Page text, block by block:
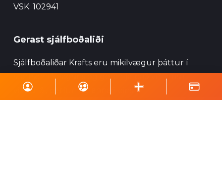
VSK: 102941
Gerast sjálfboðaliði
Sjálfboðaliðar Krafts eru mikilvægur þáttur í
starfsemi félagsins og geta hjálpað við ýmsa
viðburði, perlun og annað eins.